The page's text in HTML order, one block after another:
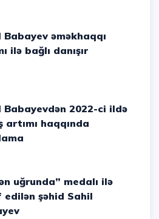
ilə bağlı danışır
artımı haqqında
şəhid Sahil